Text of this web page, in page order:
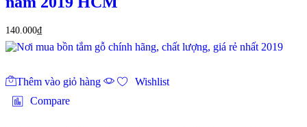
140.000₫
Thêm vào giỏ hàng
Wishlist
Compare